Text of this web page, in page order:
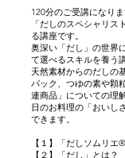
120分のご受講になりま
「だしのスペシャリス
る講座です。
奥深い「だし」の世界
て選べるスキルを養う
天然素材からのだしの
パック、つゆの素や顆
連商品」についての理
日のお料理の「おいし
できます。
【１】「だしソムリエ
【２】「だし」とは？